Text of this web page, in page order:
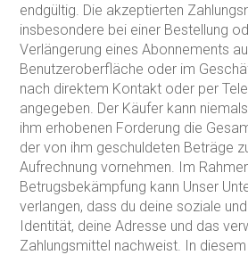
endgültig. Die akzeptierten
insbesondere bei einer Bestellung
Verlängerung eines Abonnements
Benutzeroberfläche oder im
nach direktem Kontakt oder per
angegeben. Der Käufer kann
ihm erhobenen Forderung die
der von ihm geschuldeten Beträge
Aufrechnung vornehmen. Im
Betrugsbekämpfung kann Unser
verlangen, dass du deine soziale
Identität, deine Adresse und das
Zahlungsmittel nachweist. In